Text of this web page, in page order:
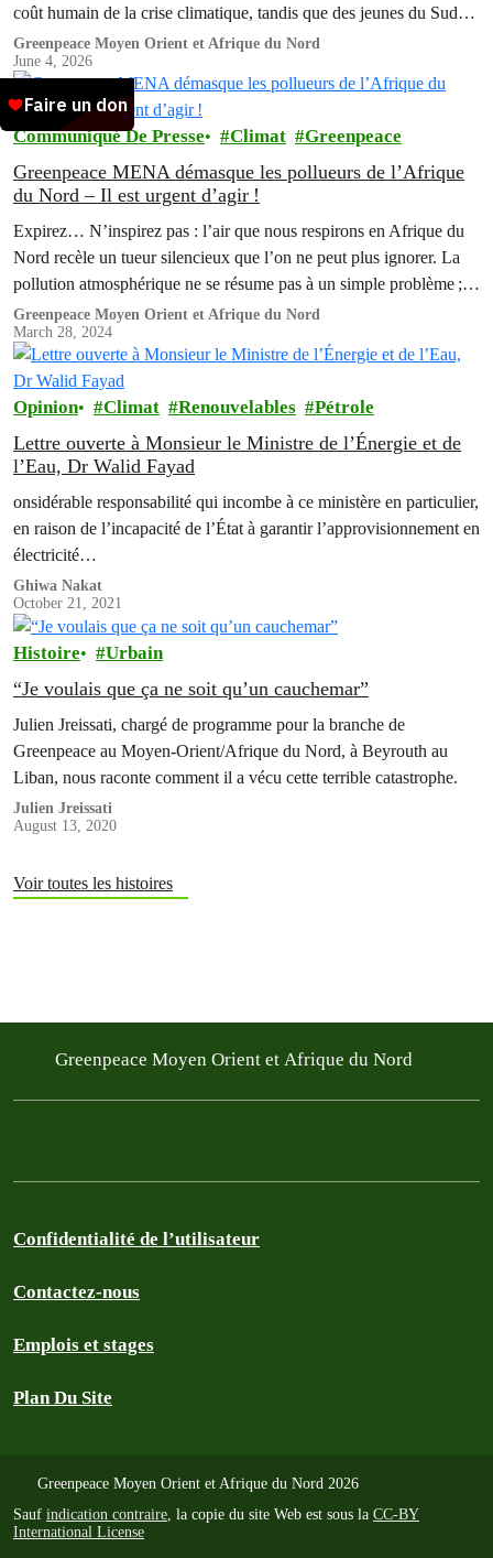
coût humain de la crise climatique, tandis que des jeunes du Sud
global mettent en lumière ses racines coloniales et appellent les
pollueurs historiques à assumer leurs responsabilités.
Greenpeace Moyen Orient et Afrique du Nord
June 4, 2026
Communiqué De Presse Climat Greenpeace
Greenpeace MENA démasque les pollueurs de l’Afrique
du Nord – Il est urgent d’agir !
Expirez… N’inspirez pas : l’air que nous respirons en Afrique du
Nord recèle un tueur silencieux que l’on ne peut plus ignorer. La
pollution atmosphérique ne se résume pas à un simple problème ; il
s’agit d’une crise alarmante aux conséquences trop meurtrières
pour être négligées.
Greenpeace Moyen Orient et Afrique du Nord
March 28, 2024
Opinion Climat Renouvelables Pétrole
Lettre ouverte à Monsieur le Ministre de l’Énergie et de
l’Eau, Dr Walid Fayad
onsidérable responsabilité qui incombe à ce ministère en particulier,
en raison de l’incapacité de l’État à garantir l’approvisionnement en
électricité…
Ghiwa Nakat
October 21, 2021
Histoire Urbain
“Je voulais que ça ne soit qu’un cauchemar”
Julien Jreissati, chargé de programme pour la branche de
Greenpeace au Moyen-Orient/Afrique du Nord, à Beyrouth au
Liban, nous raconte comment il a vécu cette terrible catastrophe.
Julien Jreissati
August 13, 2020
Voir toutes les histoires
Greenpeace Moyen Orient et Afrique du Nord
Confidentialité de l’utilisateur
Contactez-nous
Emplois et stages
Plan Du Site
Greenpeace Moyen Orient et Afrique du Nord 2026
Sauf indication contraire , la copie du site Web est sous la CC-BY
International License